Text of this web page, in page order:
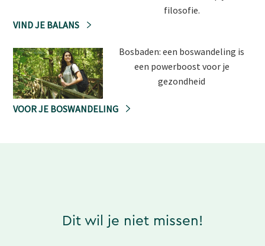
filosofie.
VIND JE BALANS
Bosbaden: een boswandeling is
een powerboost voor je
gezondheid
VOOR JE BOSWANDELING
Dit wil je niet missen!